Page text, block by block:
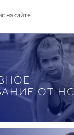
на сайте
ОТ НС